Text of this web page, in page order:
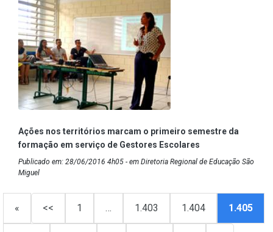
Ações nos territórios marcam o primeiro semestre da
formação em serviço de Gestores Escolares
Publicado em: 28/06/2016 4h05 - em Diretoria Regional de Educação São
Miguel
« << 1 … 1.403 1.404 1.405